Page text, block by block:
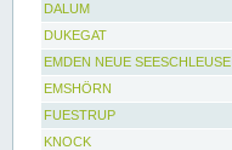
DALUM
DUKEGAT
EMDEN NEUE SEESCHLEUSE
EMSHÖRN
FUESTRUP
KNOCK